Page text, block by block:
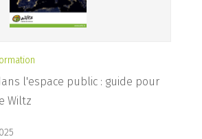
l'espace public : guide pour
Wiltz